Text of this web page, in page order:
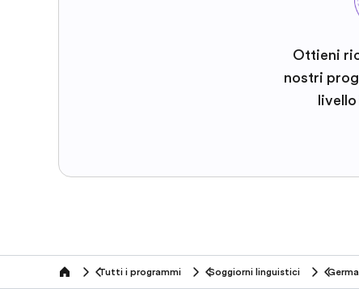
Ottieni
nostri
home Tutti i programmi Soggiorni linguistici